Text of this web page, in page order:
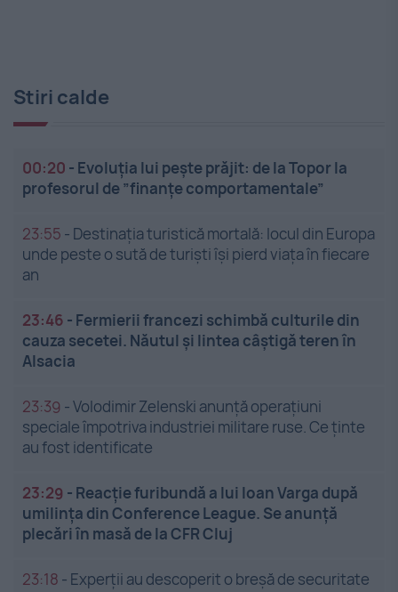
Stiri calde
00:20 - Evoluția lui pește prăjit: de la Topor la
profesorul de ”finanțe comportamentale”
23:55 - Destinația turistică mortală: locul din Europa
unde peste o sută de turiști își pierd viața în fiecare
an
23:46 - Fermierii francezi schimbă culturile din
cauza secetei. Năutul și lintea câștigă teren în
Alsacia
23:39 -Volodimir Zelenski anunță operațiuni
speciale împotriva industriei militare ruse. Ce ținte
au fost identificate
23:29 - Reacție furibundă a lui Ioan Varga după
umilința din Conference League. Se anunță
plecări în masă de la CFR Cluj
23:18 - Experții au descoperit o breșă de securitate